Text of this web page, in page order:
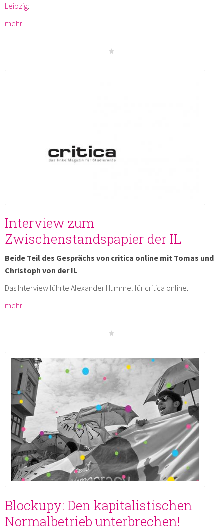
Leipzig:
mehr …
Interview zum
Zwischenstandspapier der IL
Beide Teil des Gesprächs von critica online mit Tomas und
Christoph von der IL
Das Interview führte Alexander Hummel für critica online.
mehr …
Blockupy: Den kapitalistischen
Normalbetrieb unterbrechen!